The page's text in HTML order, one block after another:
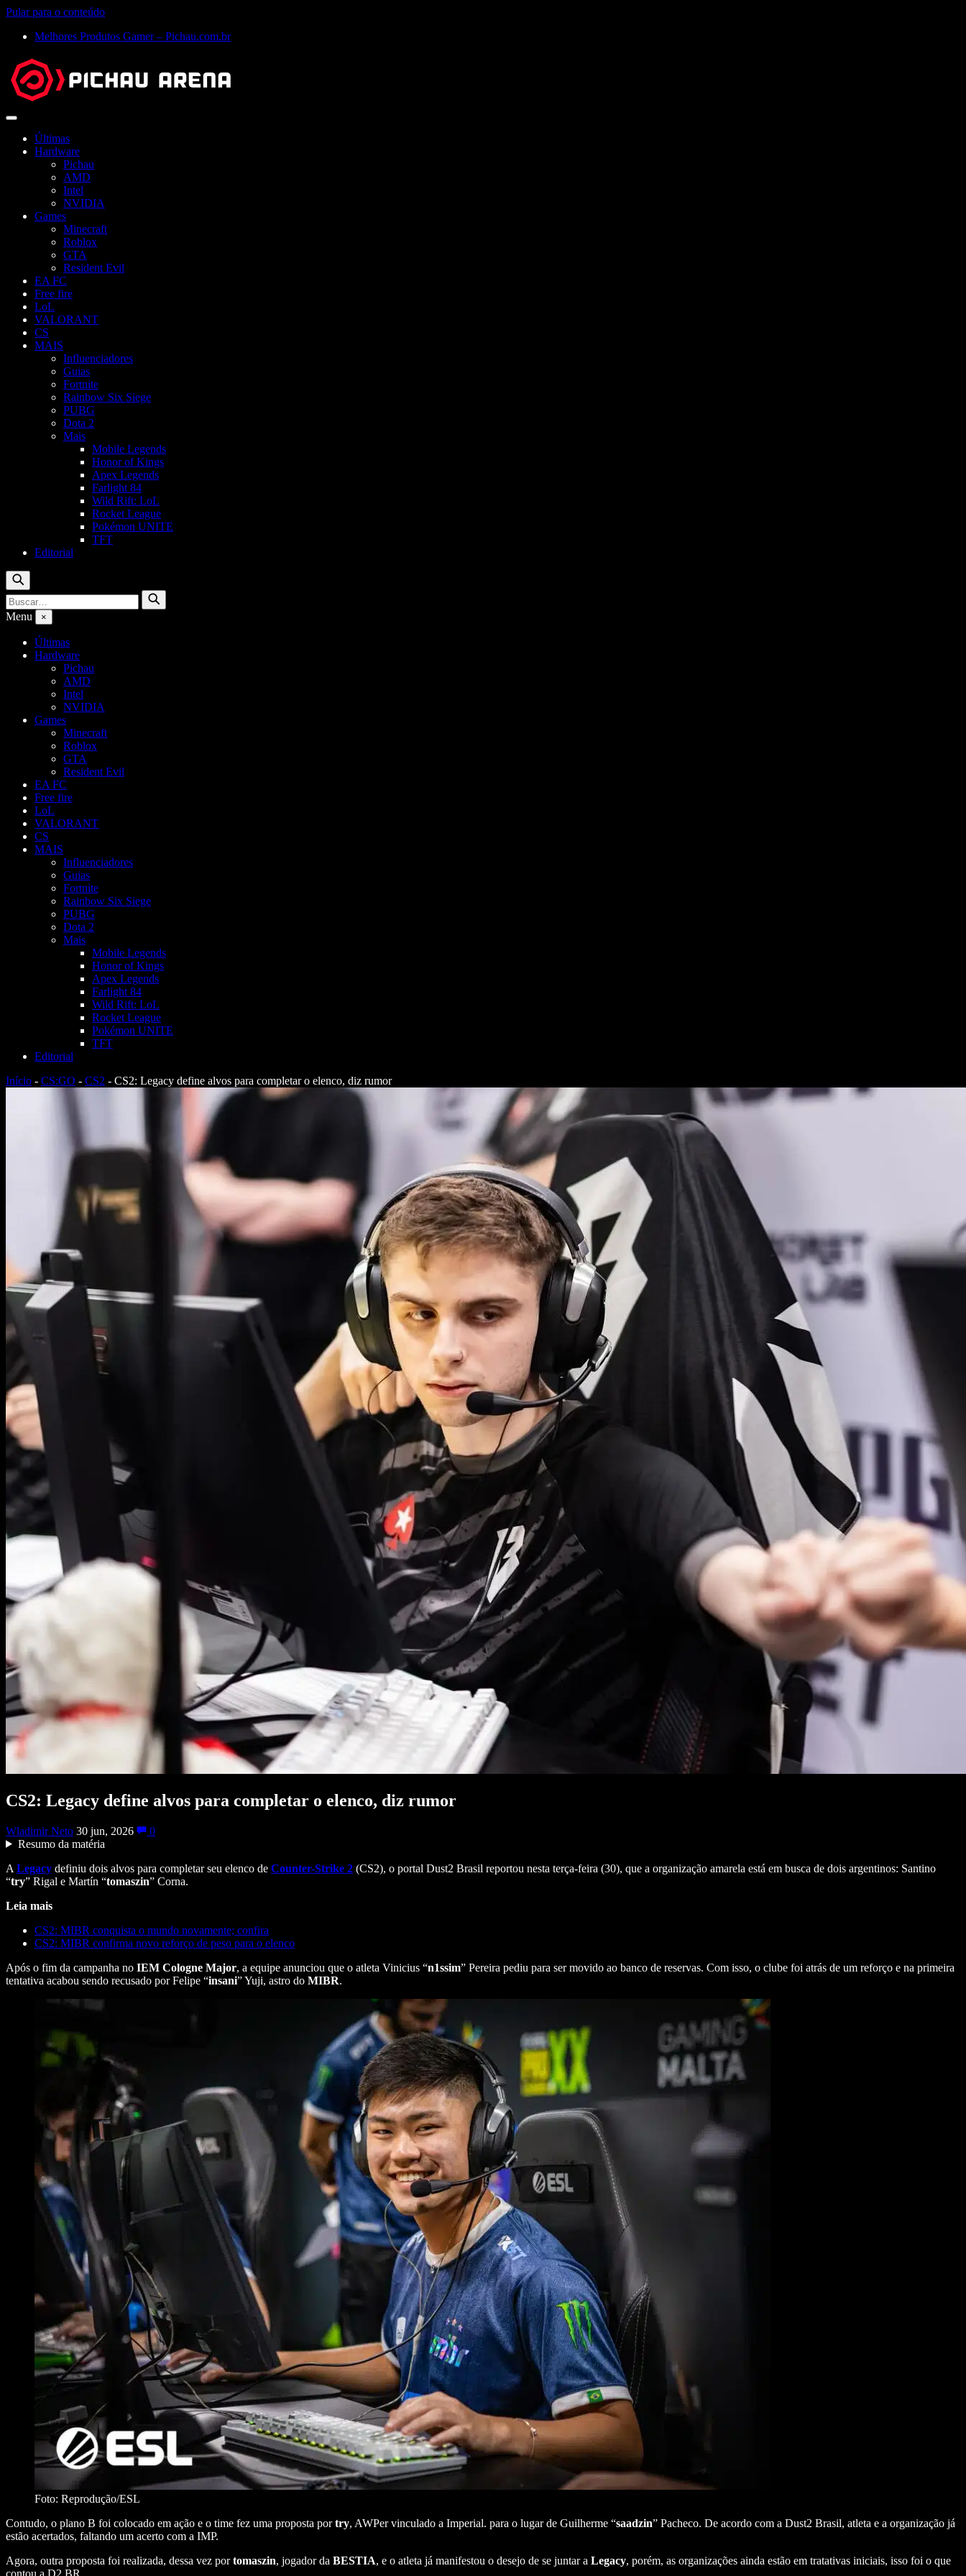
Pular para o conteúdo
Melhores Produtos Gamer – Pichau.com.br
Abrir
Últimas
Hardware
Pichau
AMD
Intel
NVIDIA
Games
Minecraft
Roblox
GTA
Resident Evil
EA FC
Free fire
LoL
VALORANT
CS
MAIS
Influenciadores
Guias
Fortnite
Rainbow Six Siege
PUBG
Dota 2
Mais
Mobile Legends
Honor of Kings
Apex Legends
Farlight 84
Wild Rift: LoL
Rocket League
Pokémon UNITE
TFT
Editorial
Buscar
Buscar
por:
Buscar
Menu ×
Últimas
Hardware
Pichau
AMD
Intel
NVIDIA
Games
Minecraft
Roblox
GTA
Resident Evil
EA FC
Free fire
LoL
VALORANT
CS
MAIS
Influenciadores
Guias
Fortnite
Rainbow Six Siege
PUBG
Dota 2
Mais
Mobile Legends
Honor of Kings
Apex Legends
Farlight 84
Wild Rift: LoL
Rocket League
Pokémon UNITE
TFT
Editorial
Início - CS:GO - CS2 - CS2: Legacy define alvos para completar o elenco, diz rumor
CS2: Legacy define alvos para completar o elenco, diz rumor
Wladimir Neto 30 jun, 2026
0
Resumo da matéria
A Legacy definiu dois alvos para completar seu elenco de Counter-Strike 2 (CS2), o portal Dust2 Brasil reportou nesta terça-feira (30), que a organização amarela está em busca de dois argentinos: Santino
“try” Rigal e Martín “tomaszin” Corna.
Leia mais
CS2: MIBR conquista o mundo novamente; confira
CS2: MIBR confirma novo reforço de peso para o elenco
Após o fim da campanha no IEM Cologne Major, a equipe anunciou que o atleta Vinicius “n1ssim” Pereira pediu para ser movido ao banco de reservas. Com isso, o clube foi atrás de um reforço e na primeira
tentativa acabou sendo recusado por Felipe “insani” Yuji, astro do MIBR.
Foto: Reprodução/ESL
Contudo, o plano B foi colocado em ação e o time fez uma proposta portry, AWPer vinculado a Imperial. para o lugar de Guilherme “saadzin” Pacheco. De acordo com a Dust2 Brasil, atleta e a organização já
estão acertados, faltando um acerto com a IMP.
Agora, outra proposta foi realizada, dessa vez portomaszin, jogador da BESTIA, e o atleta já manifestou o desejo de se juntar a Legacy, porém, as organizações ainda estão em tratativas iniciais, isso foi o que
contou a D2 BR.